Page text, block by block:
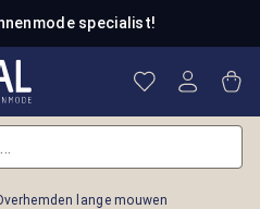
specialist!
Je hebt 0
lange mouwen